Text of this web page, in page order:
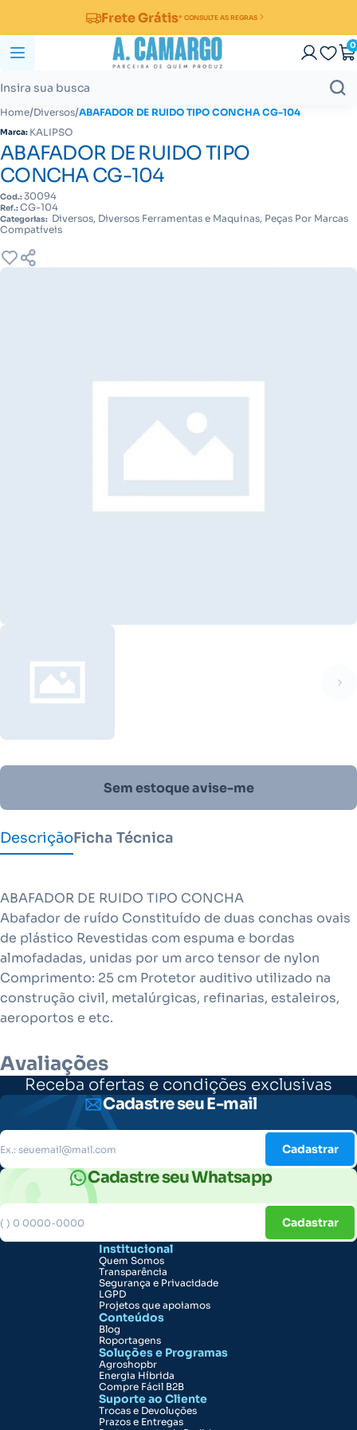
Frete Grátis* CONSULTE AS REGRAS
0
Home/Diversos/ABAFADOR DE RUIDO TIPO CONCHA CG-104
Marca: KALIPSO
ABAFADOR DE RUIDO TIPO
CONCHA CG-104
Cod.:30094
Ref.:CG-104
Categorias: Diversos, Diversos Ferramentas e Maquinas, Peças Por Marcas
Compatíveis
Sem estoque avise-me
DescriçãoFicha Técnica
ABAFADOR DE RUIDO TIPO CONCHA
Abafador de ruído Constituído de duas conchas ovais
de plástico Revestidas com espuma e bordas
almofadadas, unidas por um arco tensor de nylon
Comprimento: 25 cm Protetor auditivo utilizado na
construção civil, metalúrgicas, refinarias, estaleiros,
aeroportos e etc.
Avaliações
Receba ofertas e condições exclusivas
Cadastre seu E-mail
Cadastrar
Cadastre seu Whatsapp
Cadastrar
Institucional
Quem Somos
Transparência
Segurança e Privacidade
LGPD
Projetos que apoiamos
Conteúdos
Blog
Roportagens
Soluções e Programas
Agroshopbr
Energia Híbrida
Compre Fácil B2B
Suporte ao Cliente
Trocas e Devoluções
Prazos e Entregas